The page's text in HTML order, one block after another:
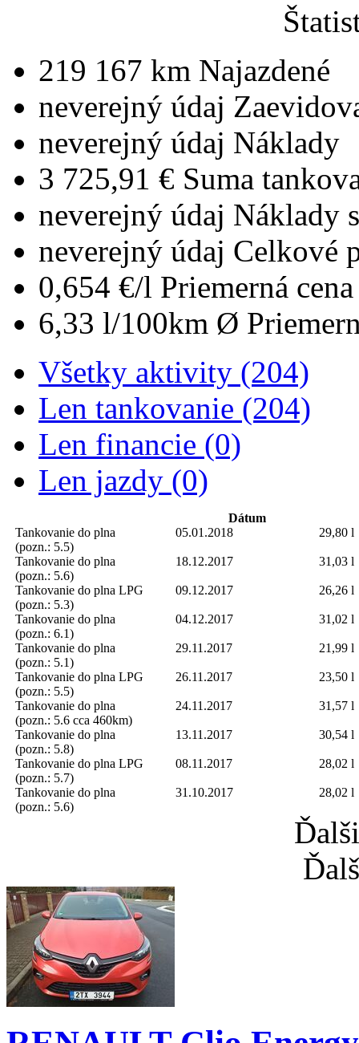
219 167 km Najazdené
neverejný údaj
neverejný údaj Náklady
3 725,91 € Suma
neverejný údaj Náklady
neverejný údaj Celkové
0,654 €/l Priemerná
6,33 l/100km Ø
Všetky aktivity (204)
Len tankovanie (204)
Len financie (0)
Len jazdy (0)
Dátum
Tankovanie do plna
05.01.2018
29,80 l
(pozn.: 5.5)
Tankovanie do plna
18.12.2017
31,03 l
(pozn.: 5.6)
Tankovanie do plna LPG 09.12.2017
26,26 l
(pozn.: 5.3)
Tankovanie do plna
04.12.2017
31,02 l
(pozn.: 6.1)
Tankovanie do plna
29.11.2017
21,99 l
(pozn.: 5.1)
Tankovanie do plna LPG 26.11.2017
23,50 l
(pozn.: 5.5)
Tankovanie do plna
24.11.2017
31,57 l
(pozn.: 5.6 cca 460km)
Tankovanie do plna
13.11.2017
30,54 l
(pozn.: 5.8)
Tankovanie do plna LPG 08.11.2017
28,02 l
(pozn.: 5.7)
Tankovanie do plna
31.10.2017
28,02 l
(pozn.: 5.6)